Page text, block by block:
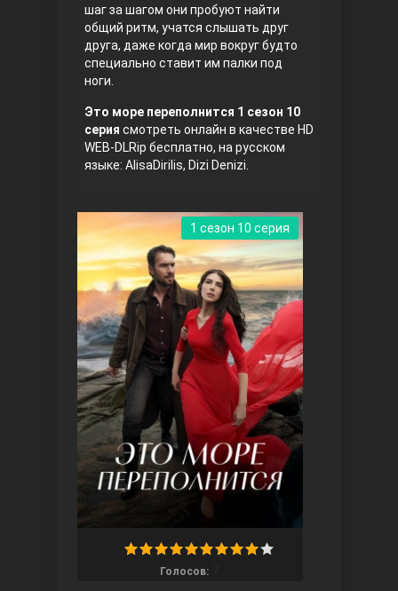
Воскресший Эртугрул
Три сестры
Ветреный холм
шаг за шагом они пробуют найти
общий ритм, учатся слышать друг
друга, даже когда мир вокруг будто
специально ставит им палки под
ноги.
Это море переполнится 1 сезон 10
серия смотреть онлайн в качестве HD
WEB-DLRip бесплатно, на русском
языке: AlisaDirilis, Dizi Denizi.
Голосов:
1 сезон 10 серия